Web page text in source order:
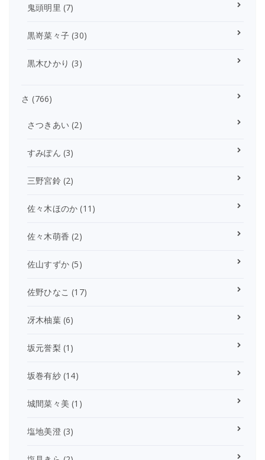
鬼頭明里 (7)
黒嵜菜々子 (30)
黒木ひかり (3)
さ (766)
さつきあい (2)
すみぽん (3)
三野宮鈴(2)
佐々木ほのか (11)
佐々木萌香 (2)
佐山すずか (5)
佐野ひなこ (17)
冴木柚葉(6)
坂元誉梨 (1)
坂巻有紗(14)
城間菜々美 (1)
塩地美澄(3)